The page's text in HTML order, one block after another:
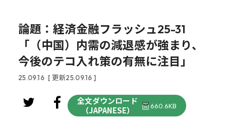
論題：経済金融フラッシュ25-31
「（中国）内需の減退感が強まり、
今後のテコ入れ策の有無に注目」
25.09.16 [ 更新25.09.16 ]
全文ダウンロード
（JAPANESE）
660.6KB